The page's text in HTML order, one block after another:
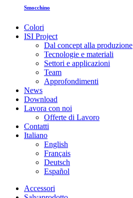
Smocchino
Colori
ISI Project
Dal concept alla produzione
Tecnologie e materiali
Settori e applicazioni
Team
Approfondimenti
News
Download
Lavora con noi
Offerte di Lavoro
Contatti
Italiano
English
Français
Deutsch
Español
Accessori